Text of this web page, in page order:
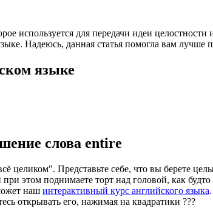
используется для передачи идеи
Надеюсь, данная статья помогла вам лучше
языке
слова entire
целиком". Представьте себе, что вы берете
этом поднимаете торт над головой, как
наш интерактивный курс английского языка.
открывать его, нажимая на квадратики ???